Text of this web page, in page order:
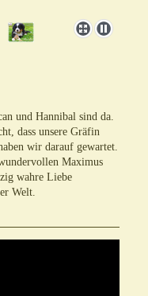
und Hannibal sind da.
dass unsere Gräfin
wir darauf gewartet.
Maximus
wahre Liebe
Welt.